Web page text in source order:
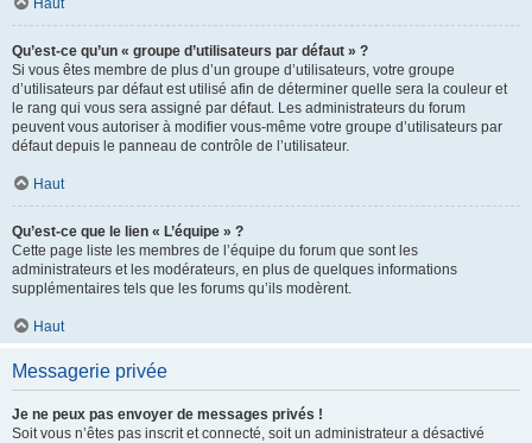
Haut
Qu’est-ce qu’un « groupe d’utilisateurs par défaut » ?
Si vous êtes membre de plus d’un groupe d’utilisateurs, votre groupe
d’utilisateurs par défaut est utilisé afin de déterminer quelle sera la couleur et
le rang qui vous sera assigné par défaut. Les administrateurs du forum
peuvent vous autoriser à modifier vous-même votre groupe d’utilisateurs par
défaut depuis le panneau de contrôle de l’utilisateur.
Haut
Qu’est-ce que le lien « L’équipe » ?
Cette page liste les membres de l’équipe du forum que sont les
administrateurs et les modérateurs, en plus de quelques informations
supplémentaires tels que les forums qu’ils modèrent.
Haut
Messagerie privée
Je ne peux pas envoyer de messages privés !
Soit vous n’êtes pas inscrit et connecté, soit un administrateur a désactivé